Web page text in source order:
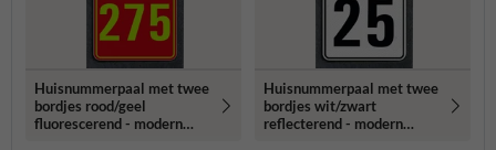
Huisnummerpaal met twee
bordjes rood/geel
fluorescerend - modern
Huisnummerpaal met twee
bordjes wit/zwart
reflecterend - modern